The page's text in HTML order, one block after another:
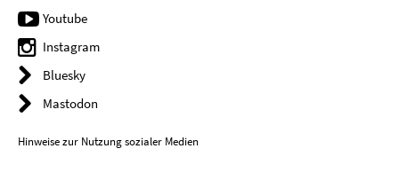
Youtube
Instagram
Bluesky
Mastodon
Hinweise zur Nutzung sozialer Medien